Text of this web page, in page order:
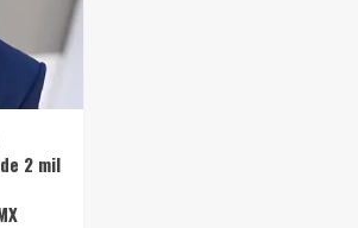
2 mil